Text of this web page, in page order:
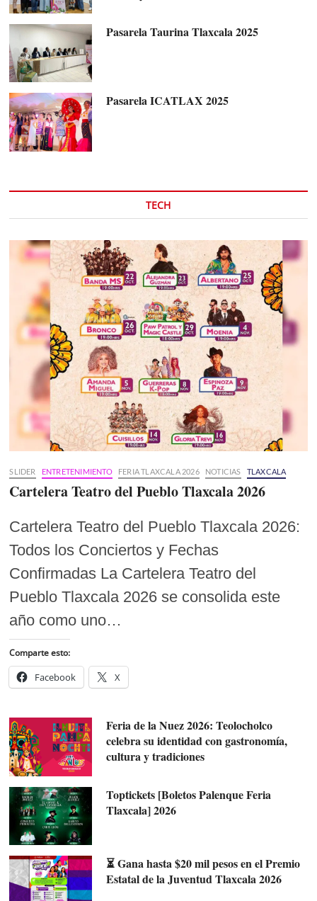
Pasarela Taurina Tlaxcala 2025
Pasarela ICATLAX 2025
TECH
SLIDER ENTRETENIMIENTO FERIA TLAXCALA 2026 NOTICIAS TLAXCALA
Cartelera Teatro del Pueblo Tlaxcala 2026
Cartelera Teatro del Pueblo Tlaxcala 2026:
Todos los Conciertos y Fechas
Confirmadas La Cartelera Teatro del
Pueblo Tlaxcala 2026 se consolida este
año como uno…
Comparte esto:
Facebook X
Feria de la Nuez 2026: Teolocholco
celebra su identidad con gastronomía,
cultura y tradiciones
Toptickets [Boletos Palenque Feria
Tlaxcala] 2026
⏳ Gana hasta $20 mil pesos en el Premio
Estatal de la Juventud Tlaxcala 2026